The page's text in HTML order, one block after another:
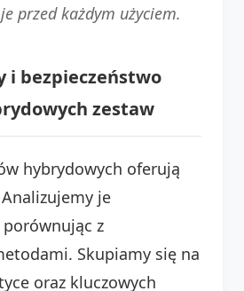
przed każdym użyciem.
i bezpieczeństwo
zestaw
hybrydowych oferują
je
z
Skupiamy się na
oraz kluczowych